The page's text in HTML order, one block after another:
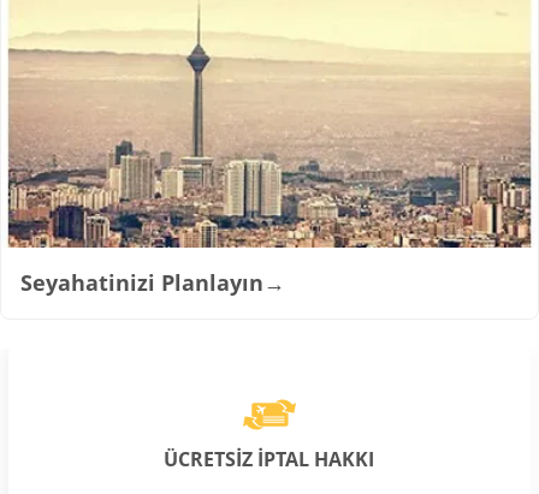
Seyahatinizi Planlayın→
ÜCRETSİZ İPTAL HAKKI